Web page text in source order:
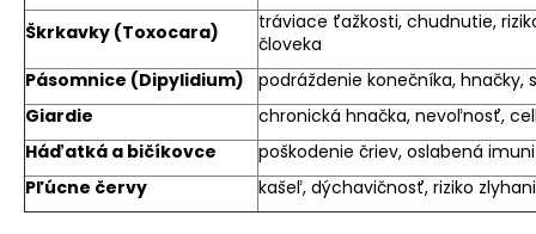
Škrkavky (Toxocara)
tráviace ťažkosti, chudnutie,
človeka
Pásomnice (Dipylidium)
podráždenie konečníka,
Giardie
chronická hnačka, nevoľnosť,
Háďatká a bičíkovce
poškodenie čriev, oslabená
Pľúcne červy
kašeľ, dýchavičnosť, riziko